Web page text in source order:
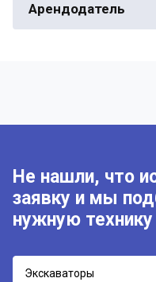
Арендодатель
Не нашли, что
заявку и мы
нужную
Экскаваторы